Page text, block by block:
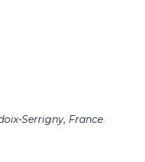
Serrigny, France